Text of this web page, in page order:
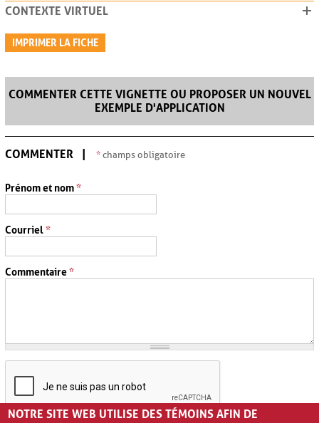
CONTEXTE VIRTUEL
IMPRIMER LA FICHE
COMMENTER CETTE VIGNETTE OU PROPOSER UN NOUVEL
EXEMPLE D'APPLICATION
COMMENTER * champs obligatoire
Prénom et nom*
Courriel*
Commentaire*
NOTRE SITE WEB UTILISE DES TÉMOINS AFIN DE